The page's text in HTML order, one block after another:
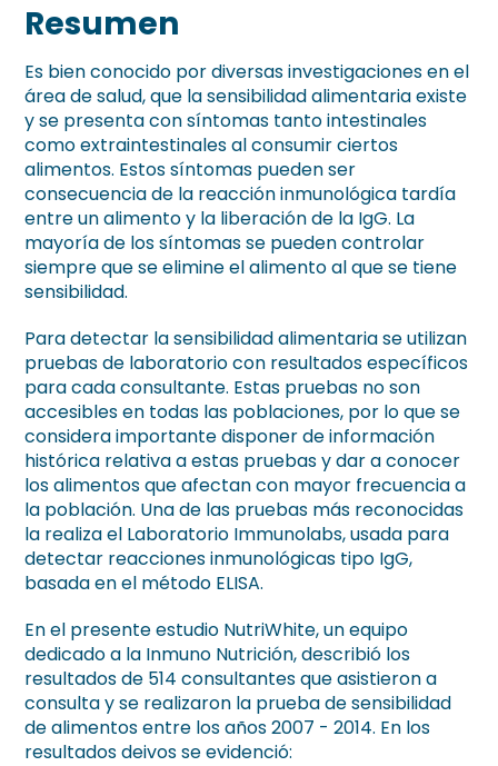
Resumen
Es bien conocido por diversas investigaciones en el
área de salud, que la sensibilidad alimentaria existe
y se presenta con síntomas tanto intestinales
como extraintestinales al consumir ciertos
alimentos. Estos síntomas pueden ser
consecuencia de la reacción inmunológica tardía
entre un alimento y la liberación de la IgG. La
mayoría de los síntomas se pueden controlar
siempre que se elimine el alimento al que se tiene
sensibilidad.
Para detectar la sensibilidad alimentaria se utilizan
pruebas de laboratorio con resultados específicos
para cada consultante. Estas pruebas no son
accesibles en todas las poblaciones, por lo que se
considera importante disponer de información
histórica relativa a estas pruebas y dar a conocer
los alimentos que afectan con mayor frecuencia a
la población. Una de las pruebas más reconocidas
la realiza el Laboratorio Immunolabs, usada para
detectar reacciones inmunológicas tipo IgG,
basada en el método ELISA.
En el presente estudio NutriWhite, un equipo
dedicado a la Inmuno Nutrición, describió los
resultados de 514 consultantes que asistieron a
consulta y se realizaron la prueba de sensibilidad
de alimentos entre los años 2007 - 2014. En los
resultados deivos se evidenció: